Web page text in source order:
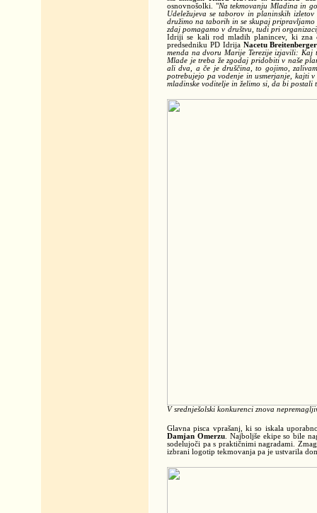
osnovnošolki. "Na tekmovanju Mladina in
Udeležujeva se taborov in planinskih
družimo na taborih in se skupaj pripravljamo
zdaj pomagamo v društvu, tudi pri
Idriji se kali rod mladih planincev, ki zna
predsedniku PD Idrija Nacetu
menda na dvoru Marije Terezije izjavili: Kaj
Mlade je treba že zgodaj pridobiti v naše
ali dva, a če je druščina, to gojimo,
potrebujejo pa vodenje in usmerjanje, kajti
mladinske voditelje in želimo si, da bi
V srednješolski konkurenci znova
Glavna pisca vprašanj, ki so iskala
Damjan Omerzu. Najboljše ekipe so bile
sodelujoči pa s praktičnimi nagradami.
izbrani logotip tekmovanja pa je ustvarila